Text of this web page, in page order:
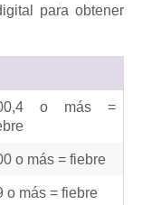
para obtener
o más =
o más = fiebre
o más = fiebre